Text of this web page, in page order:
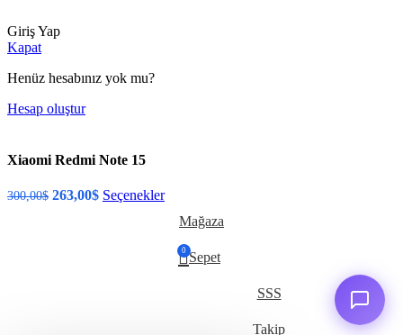
Giriş Yap
Kapat
Henüz hesabınız yok mu?
Hesap oluştur
Xiaomi Redmi Note 15
300,00$ 263,00$ Seçenekler
Mağaza
0 Sepet
SSS
Takip